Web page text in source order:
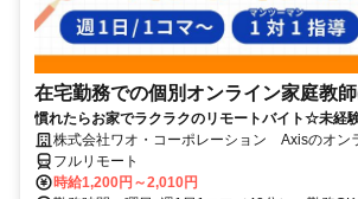
在宅勤務での個別オンライン家庭教
慣れたらお家でラクラクのリモートバイト☆未経
り！バイトデビュー応援◎
株式会社ワオ・コーポレーション Axisのオン
フルリモート
時給1,200円～2,010円